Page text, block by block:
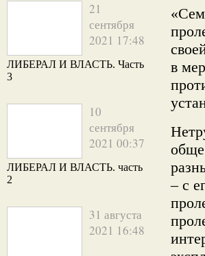
21
сентября
2021 17:48
ЛИБЕРАЛ И ВЛАСТЬ. Часть
3
10
сентября
2021 00:37
ЛИБЕРАЛ И ВЛАСТЬ. часть
2
31 августа
2021 16:48
в
– с